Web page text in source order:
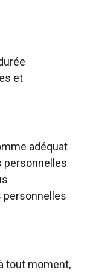
et
adéquat
personnelles
personnelles
tout moment,